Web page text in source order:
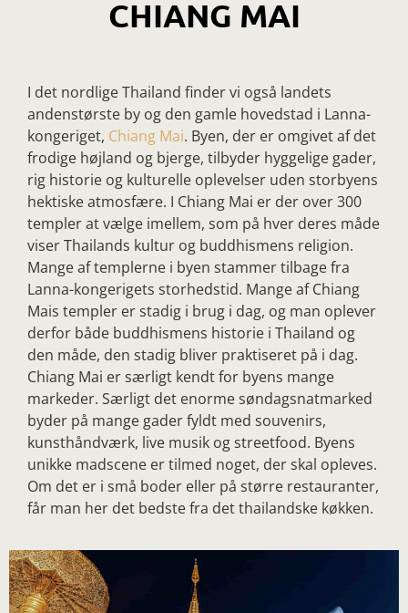
CHIANG MAI
I det nordlige Thailand finder vi også landets
andenstørste by og den gamle hovedstad i Lanna-
kongeriget, Chiang Mai. Byen, der er omgivet af det
frodige højland og bjerge, tilbyder hyggelige gader,
rig historie og kulturelle oplevelser uden storbyens
hektiske atmosfære. I Chiang Mai er der over 300
templer at vælge imellem, som på hver deres måde
viser Thailands kultur og buddhismens religion.
Mange af templerne i byen stammer tilbage fra
Lanna-kongerigets storhedstid. Mange af Chiang
Mais templer er stadig i brug i dag, og man oplever
derfor både buddhismens historie i Thailand og
den måde, den stadig bliver praktiseret på i dag.
Chiang Mai er særligt kendt for byens mange
markeder. Særligt det enorme søndagsnatmarked
byder på mange gader fyldt med souvenirs,
kunsthåndværk, live musik og streetfood. Byens
unikke madscene er tilmed noget, der skal opleves.
Om det er i små boder eller på større restauranter,
får man her det bedste fra det thailandske køkken.